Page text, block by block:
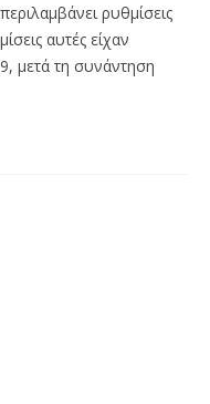
ρυθμίσεις
αυτές είχαν
μετά τη συνάντηση